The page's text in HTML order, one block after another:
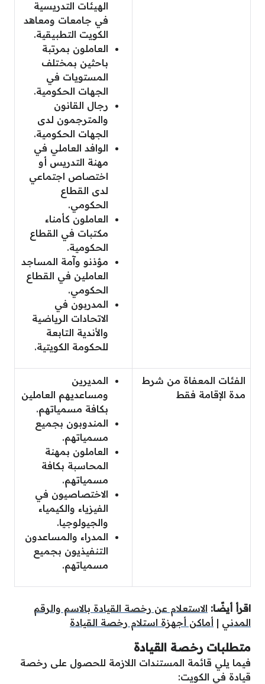
الهيئات التدريسية
في جامعات ومعاهد
الكويت التطبيقية.
العاملون بمرتبة
باحثين بمختلف
المستويات في
الجهات الحكومية.
رجال القانون
والمترجمون لدى
الجهات الحكومية.
الوافد العاملي في
مهنة التدريس أو
اختصاص اجتماعي
لدى القطاع
الحكومي.
العاملون كأمناء
مكتبات في القطاع
الحكومية.
مؤذنو وآمة المساجد
العاملين في القطاع
الحكومي.
المدربون في
الاتحادات الرياضية
والأندية التابعة
للحكومة الكويتية.
الفئات المعفاة من شرط
مدة الإقامة فقط
المديرين
ومساعديهم العاملين
بكافة مسمياتهم.
المندوبون بجميع
مسمياتهم.
العاملون بمهنة
المحاسبة بكافة
مسمياتهم.
الاختصاصيون في
الفيزياء والكيمياء
والجيولوجيا.
المدراء والمساعدون
التنفيذيون بجميع
مسمياتهم.
اقرأ أيضًا: الاستعلام عن رخصة القيادة بالاسم والرقم
المدني | أماكن أجهزة استلام رخصة القيادة
متطلبات رخصة القيادة
فيما يلي قائمة المستندات اللازمة للحصول على رخصة
قيادة في الكويت: